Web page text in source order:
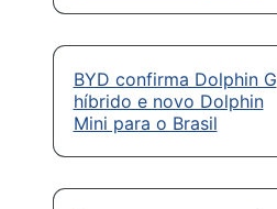
BYD confirma Dolphin G
híbrido e novo Dolphin
Mini para o Brasil